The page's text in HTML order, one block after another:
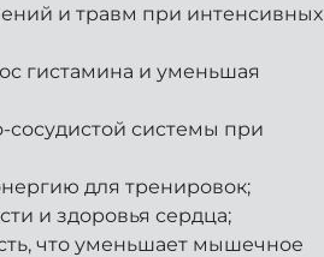
и травм при интенсивных
гистамина и уменьшая
сосудистой системы при
для тренировок;
и здоровья сердца;
что уменьшает мышечное